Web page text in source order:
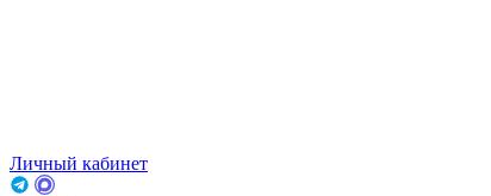
Личный кабинет